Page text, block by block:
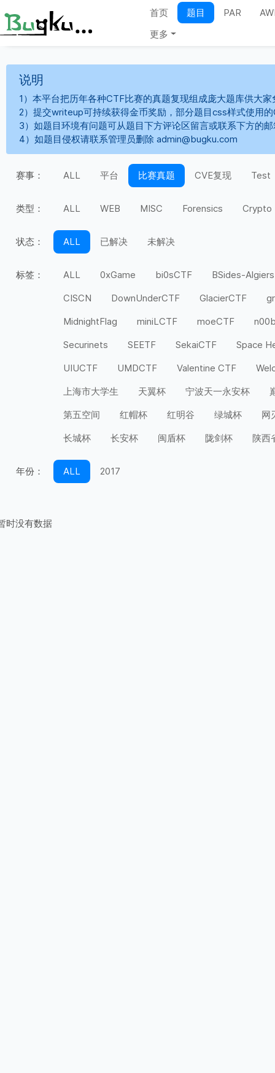
首页 题目 PAR
更多
说明
1）本平台把历年各种CTF比赛的真题复现组成庞大题库供大
2）提交writeup可持续获得金币奖励，部分题目css样式使用
3）如题目环境有问题可从题目下方评论区留言或联系下方的
4）如题目侵权请联系管理员删除 admin@bugku.com
赛事： ALL 平台 比赛真题 CVE复现 Test
类型： ALL WEB MISC Forensics Crypto
状态： ALL 已解决 未解决
标签： ALL 0xGame bi0sCTF
BSides-Algiers
CISCN
DownUnderCTF GlacierCTF
MidnightFlag
miniLCTF moeCTF
Securinets
SEETF SekaiCTF
Space
UIUCTF
UMDCTF Valentine CTF
上海市大学生
天翼杯 宁波天一永安杯
第五空间
红帽杯 红明谷 绿城杯
网
长城杯
长安杯 闽盾杯 陇剑杯 陕西
年份： ALL 2017
时没有数据